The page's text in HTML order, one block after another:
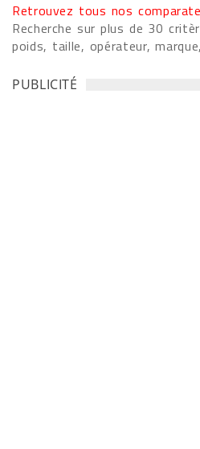
Retrouvez tous nos
Recherche sur plus de 30
poids, taille, opérateur,
PUBLICITÉ